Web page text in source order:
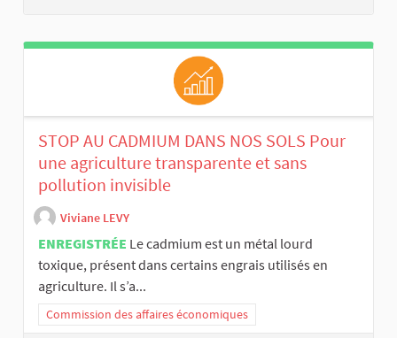
STOP AU CADMIUM DANS NOS SOLS Pour
une agriculture transparente et sans
pollution invisible
Viviane LEVY
ENREGISTRÉE Le cadmium est un métal lourd
toxique, présent dans certains engrais utilisés en
agriculture. Il s’a...
Commission des affaires économiques